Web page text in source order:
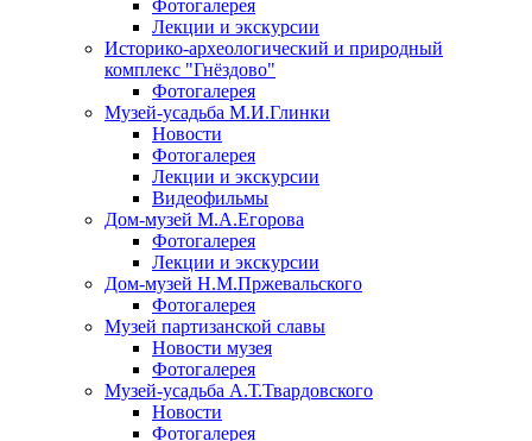
Фотогалерея
Лекции и экскурсии
Историко-археологический и природный
комплекс "Гнёздово"
Фотогалерея
Музей-усадьба М.И.Глинки
Новости
Фотогалерея
Лекции и экскурсии
Видеофильмы
Дом-музей М.А.Егорова
Фотогалерея
Лекции и экскурсии
Дом-музей Н.М.Пржевальского
Фотогалерея
Музей партизанской славы
Новости музея
Фотогалерея
Музей-усадьба А.Т.Твардовского
Новости
Фотогалерея